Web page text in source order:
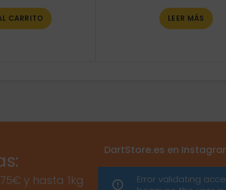
CARRITO LEER MÁS
y hasta 1kg
DartStore.es en
Error validating